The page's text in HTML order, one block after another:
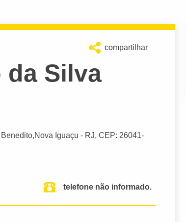
compartilhar
da Silva
Nova Iguaçu - RJ, CEP: 26041-
telefone não informado.